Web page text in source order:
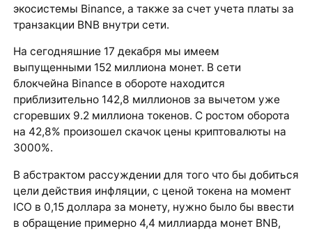
экосистемы Binance, а также за счет учета платы за
транзакции BNB внутри сети.
На сегодняшние 17 декабря мы имеем
выпущенными 152 миллиона монет. В сети
блокчейна Binance в обороте находится
приблизительно 142,8 миллионов за вычетом уже
сгоревших 9.2 миллиона токенов. С ростом оборота
на 42,8% произошел скачок цены криптовалюты на
3000%.
В абстрактом рассуждении для того что бы добиться
цели действия инфляции, с ценой токена на момент
ICO в 0,15 доллара за монету, нужно было бы ввести
в обращение примерно 4,4 миллиарда монет BNB,